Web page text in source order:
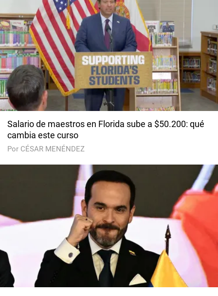
Salario de maestros en Florida sube a $50.200: qué
cambia este curso
Por CÉSAR MENÉNDEZ